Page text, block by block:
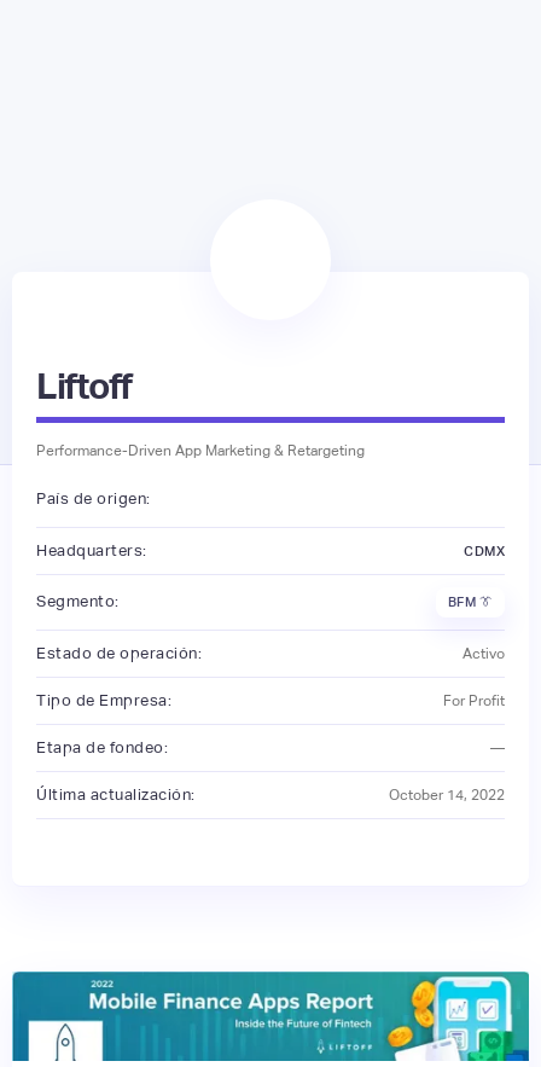
Liftoff
Performance-Driven App Marketing & Retargeting
País de origen:
Headquarters: CDMX
Segmento: BFM 👔
Estado de operación: Activo
Tipo de Empresa: For Profit
Etapa de fondeo: —
Última actualización: October 14, 2022